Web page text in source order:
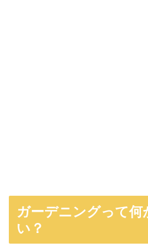
ガーデニングって
い？